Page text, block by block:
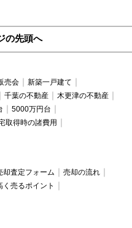
の先頭へ
売会
新築一戸建て
千葉の不動産
木更津の不動産
5000万円台
取得時の諸費用
却査定フォーム
売却の流れ
く売るポイント